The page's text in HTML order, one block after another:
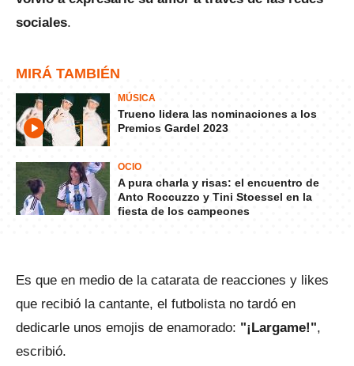
sociales.
MIRÁ TAMBIÉN
MÚSICA
Trueno lidera las nominaciones a los
Premios Gardel 2023
OCIO
A pura charla y risas: el encuentro de
Anto Roccuzzo y Tini Stoessel en la
fiesta de los campeones
Es que en medio de la catarata de reacciones y likes
que recibió la cantante, el futbolista no tardó en
dedicarle unos emojis de enamorado: "¡Largame!",
escribió.